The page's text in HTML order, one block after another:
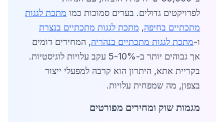
לפרויקטים גדולים. בערים סמוכות כמו מתכת לגגות
מתכתיים בחיפה, מתכת לגגות מתכתיים בנצרת
ו-מתכת לגגות מתכתיים בנהריה, המחירים דומים
אך גבוהים יותר ב-5-10% עקב עלויות לוגיסטיות.
בקריית אתא, היתרון הוא קרבה למפעלי ייצור
בצפון, מה שמפחית עלויות.
מגמות שוק ומחירים מפורטים